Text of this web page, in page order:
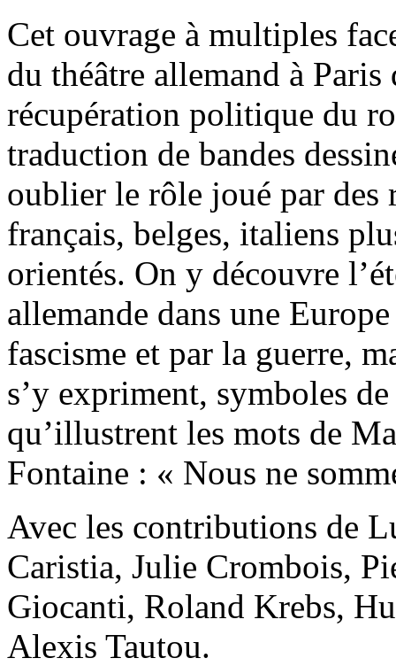
Cet ouvrage à multiples
du théâtre allemand à
récupération politique du
traduction de bandes
oublier le rôle joué par des
français, belges, italiens
orientés. On y découvre
allemande dans une
fascisme et par la guerre,
s’y expriment, symboles
qu’illustrent les mots de
Fontaine : « Nous ne
Avec les contributions de
Caristia, Julie Crombois,
Giocanti, Roland Krebs,
Alexis Tautou.